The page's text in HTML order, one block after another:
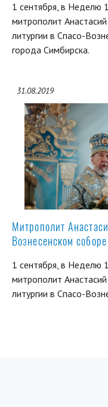
1 сентября, в Неделю
митрополит
литургии в Спасо-
города Симбирска.
31.08.2019
Митрополит
Вознесенском соборе
1 сентября, в Неделю
митрополит
литургии в Спасо-